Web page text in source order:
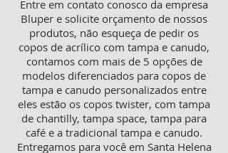
Entre em contato conosco da empresa
Bluper e solicite orçamento de nossos
produtos, não esqueça de pedir os
copos de acrílico com tampa e canudo,
contamos com mais de 5 opções de
modelos diferenciados para copos de
tampa e canudo personalizados entre
eles estão os copos twister, com tampa
de chantilly, tampa space, tampa para
café e a tradicional tampa e canudo.
Entregamos para você em Santa Helena